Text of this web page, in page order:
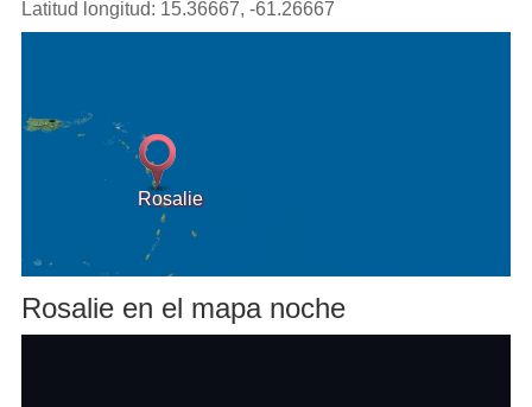
Latitud longitud: 15.36667, -61.26667
Rosalie
Rosalie en el mapa noche